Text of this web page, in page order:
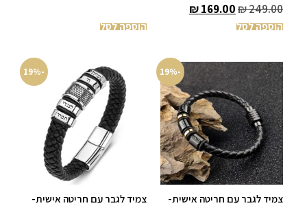
₪249.00
₪169.00
הוספה לסל הוספה לסל
-19%
צמיד לגבר עם חריטה אישית-
-19%
צמיד לגבר עם חריטה אישית-